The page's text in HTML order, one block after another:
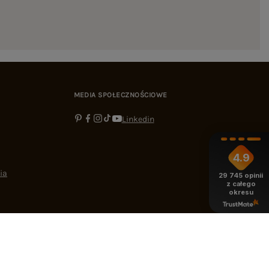
MEDIA SPOŁECZNOŚCIOWE
Linkedin
4.9
29 745 opinii
z całego
okresu